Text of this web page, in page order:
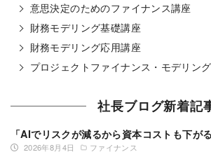
意思決定のためのファイナンス講座
財務モデリング基礎講座
財務モデリング応用講座
プロジェクトファイナンス・モデリン
社長ブログ新着記
2026年8月4日 ファイナンス
「AIでリスクが減るから資本コストも下が